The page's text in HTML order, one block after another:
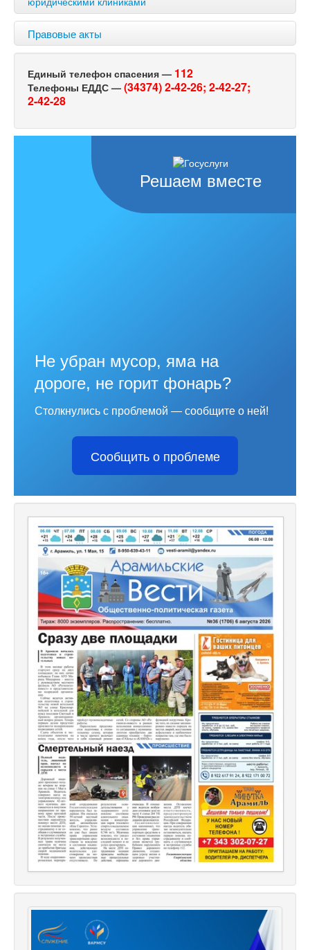
Правовые акты
Единый телефон спасения — 112
Телефоны ЕДДС — (34374) 2-42-26; 2-42-27;
2-42-28
Решаем вместе
Не убран мусор, яма на
дороге, не горит фонарь?
Столкнулись с проблемой — сообщите о ней!
Сообщить о проблеме